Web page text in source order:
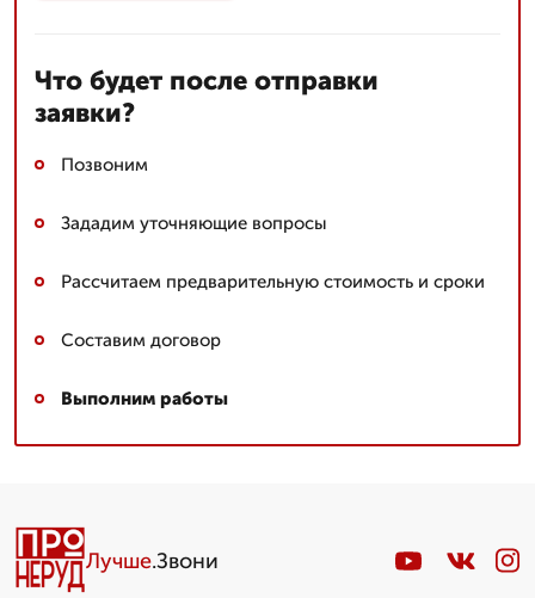
Что будет после отправки
заявки?
Позвоним
Зададим уточняющие вопросы
Рассчитаем предварительную стоимость и сроки
Составим договор
Выполним работы
Лучше.Звони